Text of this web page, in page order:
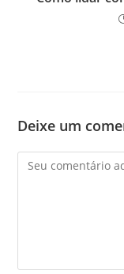
Deixe um